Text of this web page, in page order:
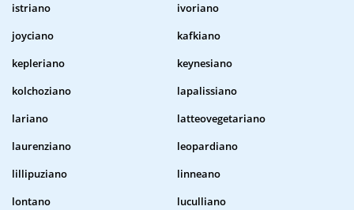
istriano
ivoriano
joyciano
kafkiano
kepleriano
keynesiano
kolchoziano
lapalissiano
lariano
latteovegetariano
laurenziano
leopardiano
lillipuziano
linneano
lontano
luculliano